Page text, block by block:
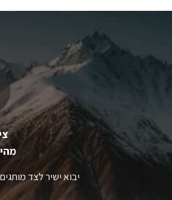
ניתן
לבחור
את
האפשרויות
בעמוד
המוצר
יבוא ישיר לצד